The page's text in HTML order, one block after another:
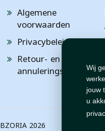
Wij
jouw
u
Algemene
voorwaarden
Privacybeleid
Retour- en
annuleringsbeleid
BZORIA 2026